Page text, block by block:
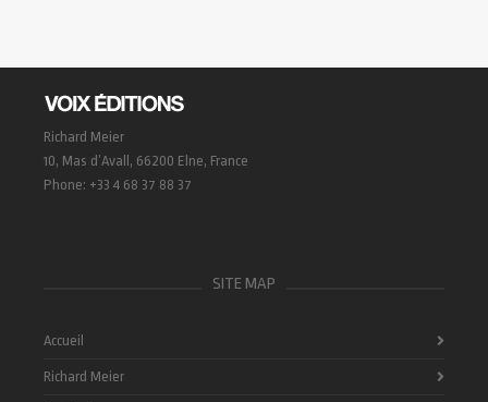
Richard Meier
10, Mas d’Avall, 66200 Elne, France
Phone: +33 4 68 37 88 37
SITE MAP
Accueil
Richard Meier